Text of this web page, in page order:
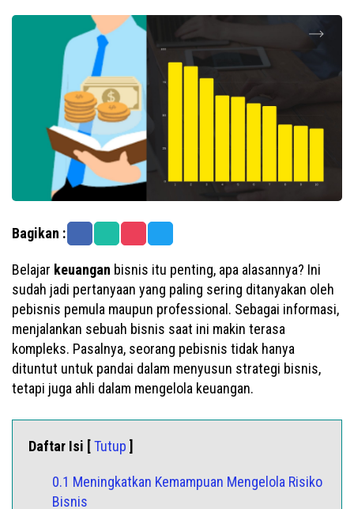
Bagikan :
Belajar keuangan bisnis itu penting, apa alasannya? Ini
sudah jadi pertanyaan yang paling sering ditanyakan oleh
pebisnis pemula maupun professional. Sebagai informasi,
menjalankan sebuah bisnis saat ini makin terasa
kompleks. Pasalnya, seorang pebisnis tidak hanya
dituntut untuk pandai dalam menyusun strategi bisnis,
tetapi juga ahli dalam mengelola keuangan.
Daftar Isi [Tutup ]
0.1 Meningkatkan Kemampuan Mengelola Risiko
Bisnis